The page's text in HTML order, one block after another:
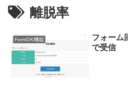
離脱率
FormOK機能
フォーム
で受信